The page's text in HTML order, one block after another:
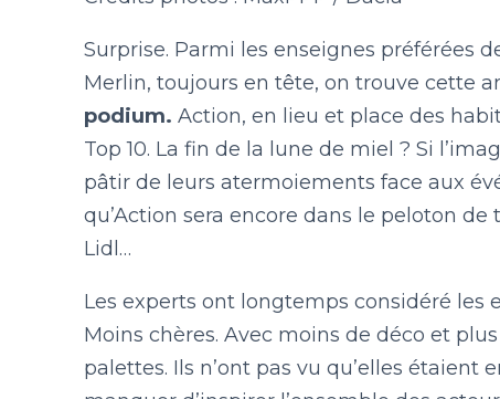
LE BILLET DU
CONTACT
Surprise. Parmi les enseignes préférées
Merlin, toujours en tête, on trouve cette
podium. Action, en lieu et place des
Top 10. La fin de la lune de miel ? Si
pâtir de leurs atermoiements face aux
qu’Action sera encore dans le peloton
Lidl…
Les experts ont longtemps considéré les
Moins chères. Avec moins de déco et
palettes. Ils n’ont pas vu qu’elles étaient